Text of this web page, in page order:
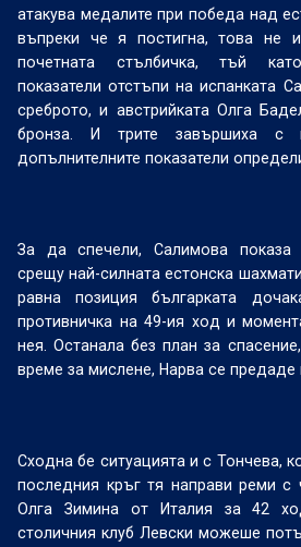
атакува медалите при победа над
въпреки че я постигна, това не
почетната стълбичка, тъй
показатели отстъпи на испанката
среброто, и австрийката Олга
бронза. И трите завършиха с
допълнителните показатели
За да спечели, Салимова показа
срещу най-силната естонска
равна позиция българката
противничка на 49-ия ход и
нея. Останала без план за
време за мислене, Нарва се предаде
Сходна бе ситуацията и с Тончева,
последния кръг тя направи реми с
Олга Зимина от Италия за 42
столичния клуб Левски можеше